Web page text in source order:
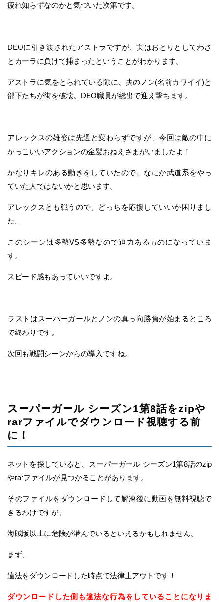
疲れ知らずなのかと気づいた次第です。
DEOに引き渡されたアストラですが、実はおとりとしてわざ
とカーラに負けて捕まったということがわかります。
アストラに気をとられている隙に、夫のノン(名前カワイイ)と
部下たちが街を破壊。DEO職員が総出で迎え撃ちます。
アレックスの雄姿は先週と変わらずですが、今回は敵の中に
かっこいいアクションの金髪おねえさまがいましたよ！
かなりキレのある動きをしていたので、なにか武道系をやっ
ていた人ではないかと思います。
アレックスとも戦うので、どっちを応援していいか困りまし
た。
このシーンは多勢VS多勢なので迫力あるものになっていま
す。
スピード感もあっていいですよ。
ラストはスーパーガールとノンの真っ向勝負が始まるところ
で終わりです。
次回も戦闘シーンからの導入ですね。
スーパーガール シーズン1第8話をzipや
rarファイルでダウンロード視聴する前
に！
ネットを探していると、スーパーガール シーズン1第8話のzip
やrarファイルが見つかることがあります。
そのファイルをダウンロードして解凍後に動画を無料視聴で
きるわけですが、
海賊版以上に危険が潜んでいるといえるかもしれません。
まず、
違法をダウンロードした時点で法律上アウトです！
ダウンロードした側も違法な行為をしていることになりま